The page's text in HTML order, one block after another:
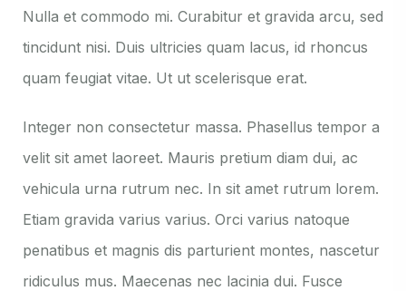
Nulla et commodo mi. Curabitur et gravida arcu, sed
tincidunt nisi. Duis ultricies quam lacus, id rhoncus
quam feugiat vitae. Ut ut scelerisque erat.
Integer non consectetur massa. Phasellus tempor a
velit sit amet laoreet. Mauris pretium diam dui, ac
vehicula urna rutrum nec. In sit amet rutrum lorem.
Etiam gravida varius varius. Orci varius natoque
penatibus et magnis dis parturient montes, nascetur
ridiculus mus. Maecenas nec lacinia dui. Fusce